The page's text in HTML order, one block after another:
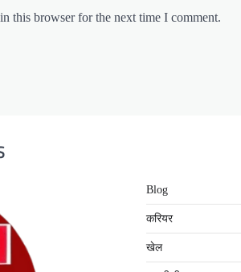
this browser for the next time I comment.
Blog
करियर
खेल